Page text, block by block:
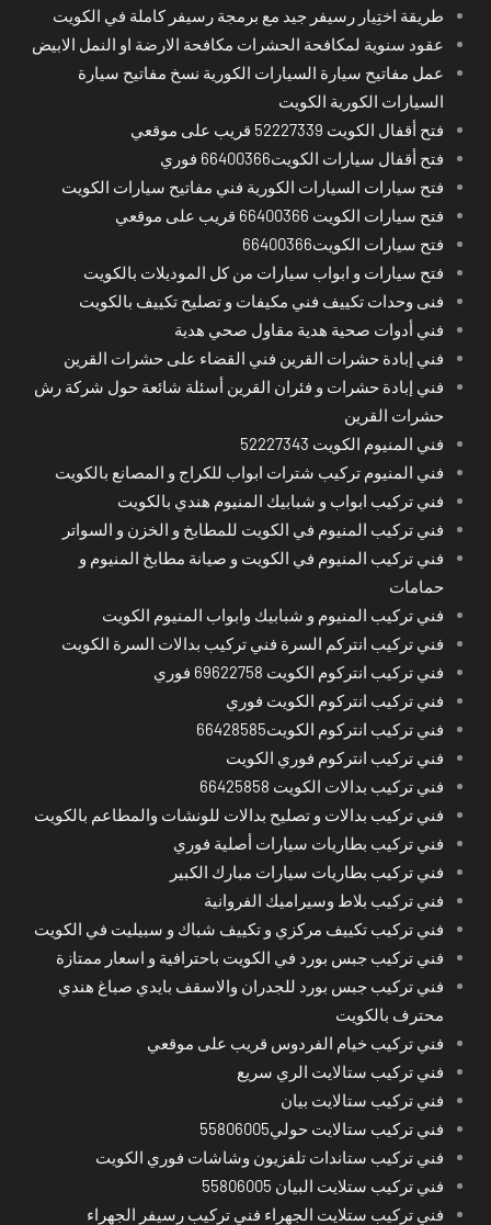
طريقة اختِيار رسيفر جيد مع برمجة رسيفر كاملة في الكويت
عقود سنوية لمكافحة الحشرات مكافحة الارضة او النمل الابيض
عمل مفاتيح سيارة السيارات الكورية نسخ مفاتيح سيارة
السيارات الكورية الكويت
فتح أقفال الكويت 52227339 قريب على موقعي
فتح أقفال سيارات الكويت66400366 فوري
فتح سيارات السيارات الكورية فني مفاتيح سيارات الكويت
فتح سيارات الكويت 66400366 قريب على موقعي
فتح سيارات الكويت66400366
فتح سيارات و ابواب سيارات من كل الموديلات بالكويت
فنى وحدات تكييف فني مكيفات و تصليح تكييف بالكويت
فني أدوات صحية هدية مقاول صحي هدية
فني إبادة حشرات القرين فني القضاء على حشرات القرين
فني إبادة حشرات و فئران القرين أسئلة شائعة حول شركة رش
حشرات القرين
فني المنيوم الكويت 52227343
فني المنيوم تركيب شترات ابواب للكراج و المصانع بالكويت
فني تركيب ابواب و شبابيك المنيوم هندي بالكويت
فني تركيب المنيوم في الكويت للمطابخ و الخزن و السواتر
فني تركيب المنيوم في الكويت و صيانة مطابخ المنيوم و
حمامات
فني تركيب المنيوم و شبابيك وابواب المنيوم الكويت
فني تركيب انتركم السرة فني تركيب بدالات السرة الكويت
فني تركيب انتركوم الكويت 69622758 فوري
فني تركيب انتركوم الكويت فوري
فني تركيب انتركوم الكويت66428585
فني تركيب انتركوم فوري الكويت
فني تركيب بدالات الكويت 66425858
فني تركيب بدالات و تصليح بدالات للونشات والمطاعم بالكويت
فني تركيب بطاريات سيارات أصلية فوري
فني تركيب بطاريات سيارات مبارك الكبير
فني تركيب بلاط وسيراميك الفروانية
فني تركيب تكييف مركزي و تكييف شباك و سبيليت في الكويت
فني تركيب جبس بورد في الكويت باحترافية و اسعار ممتازة
فني تركيب جبس بورد للجدران والاسقف بايدي صباغ هندي
محترف بالكويت
فني تركيب خيام الفردوس قريب على موقعي
فني تركيب ستالايت الري سريع
فني تركيب ستالايت بيان
فني تركيب ستالايت حولي55806005
فني تركيب ستاندات تلفزيون وشاشات فوري الكويت
فني تركيب ستلايت البيان 55806005
فني تركيب ستلايت الجهراء فني تركيب رسيفر الجهراء